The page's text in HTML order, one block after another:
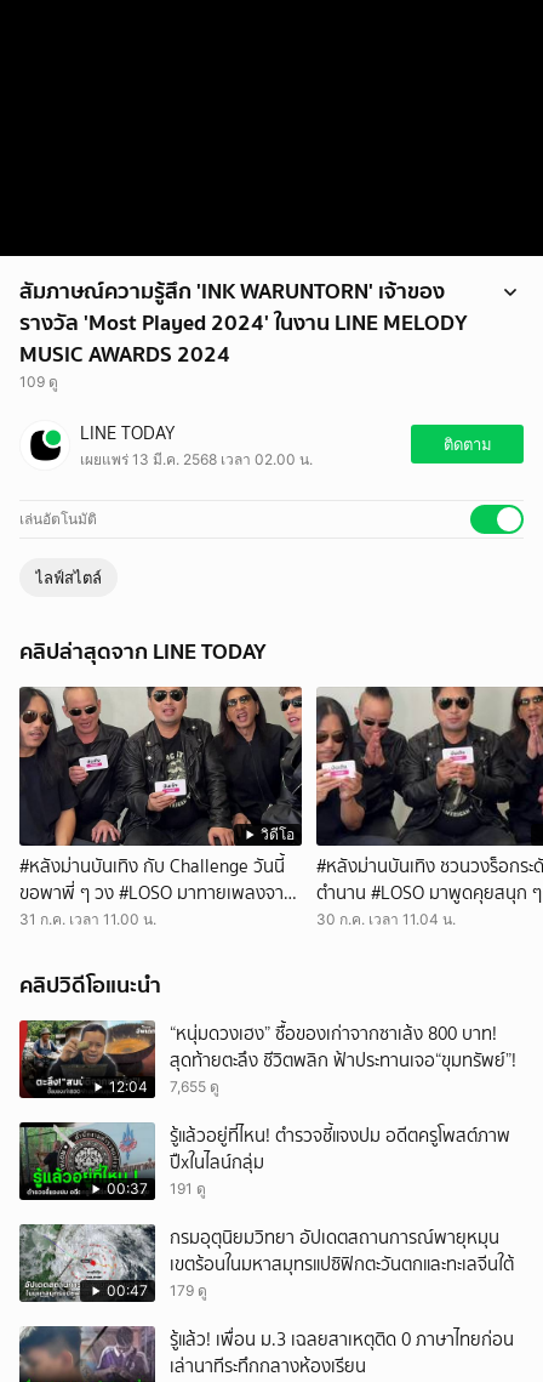
สัมภาษณ์ความรู้สึก 'INK WARUNTORN' เจ้าของ
รางวัล 'Most Played 2024' ในงาน LINE MELODY
MUSIC AWARDS 2024
109 ดู
#INKWARUNTORN มาพูดคุยแบบสนุก ๆ ในงาน
#LINEMELODYMUSICAWARDS
#LMMA2024
LINE TODAY
เผยแพร่ 13 มี.ค. 2568 เวลา 02.00 น.
ติดตาม
เล่นอัตโนมัติ
ไลฟ์สไตล์
คลิปล่าสุดจาก LINE TODAY
วิดีโอ
#หลังม่านบันเทิง กับ Challenge วันนี้
ขอพาพี่ ๆ วง #LOSO มาทายเพลงจาก
เสียงอินโทรกัน!
31 ก.ค. เวลา 11.00 น.
#หลังม่านบันเทิง ชวนวงร็อกระ
ตำนาน #LOSO มาพูดคุยสนุก
เจอกันในคอนเสิร์ต '30 ปี
30 ก.ค. เวลา 11.04 น.
คลิปวิดีโอแนะนำ
12:04
“หนุ่มดวงเฮง” ซื้อของเก่าจากซาเล้ง 800 บาท!
สุดท้ายตะลึง ชีวิตพลิก ฟ้าประทานเจอ“ขุมทรัพย์”!
7,655 ดู
00:37
รู้แล้วอยู่ที่ไหน! ตำรวจชี้แจงปม อดีตครูโพสต์ภาพ
ปืxในไลน์กลุ่ม
191 ดู
00:47
กรมอุตุนิยมวิทยา อัปเดตสถานการณ์พายุหมุน
เขตร้อนในมหาสมุทรแปซิฟิกตะวันตกและทะเลจีนใต้
179 ดู
รู้แล้ว! เพื่อน ม.3 เฉลยสาเหตุติด 0 ภาษาไทยก่อน
เล่านาทีระทึกกลางห้องเรียน